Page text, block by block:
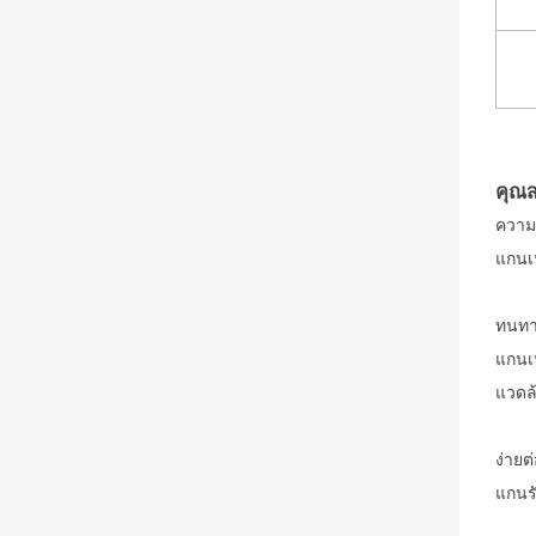
คุณ
ควา
แกน
ทนท
แกน
แวด
ง่าย
แกน